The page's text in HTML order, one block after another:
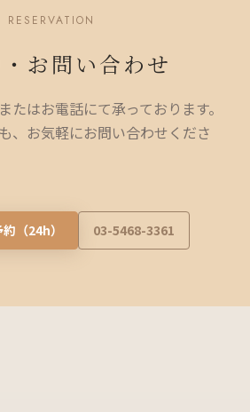
RESERVATION
お問い合わせ
たはお電話にて承っております。
、お気軽にお問い合わせくださ
（24h） 03-5468-3361